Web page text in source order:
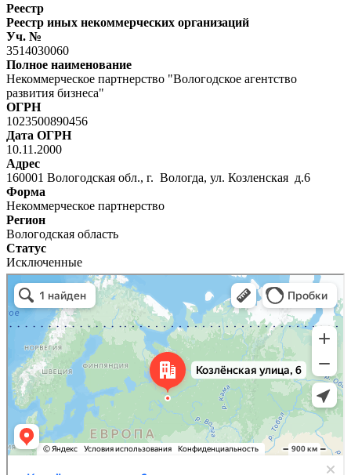
Реестр
Реестр иных некоммерческих организаций
Уч. №
3514030060
Полное наименование
Некоммерческое партнерство "Вологодское агентство
развития бизнеса"
ОГРН
1023500890456
Дата ОГРН
10.11.2000
Адрес
160001 Вологодская обл., г. Вологда, ул. Козленская д.6
Форма
Некоммерческое партнерство
Регион
Вологодская область
Статус
Исключенные